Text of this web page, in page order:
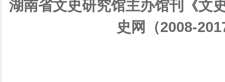
湖南省文史研究馆主办馆刊《文
史网（2008-